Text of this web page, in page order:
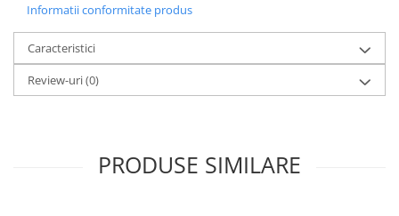
Informatii conformitate produs
Caracteristici
Review-uri(0)
PRODUSE SIMILARE